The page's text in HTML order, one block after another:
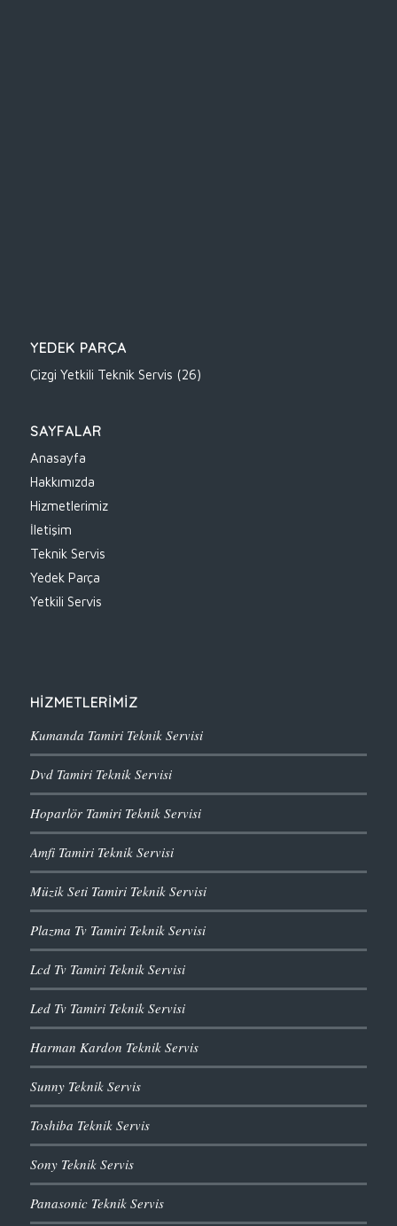
YEDEK PARÇA
Çizgi Yetkili Teknik Servis (26)
SAYFALAR
Anasayfa
Hakkımızda
Hizmetlerimiz
İletişim
Teknik Servis
Yedek Parça
Yetkili Servis
HİZMETLERİMİZ
Kumanda Tamiri Teknik Servisi
Dvd Tamiri Teknik Servisi
Hoparlör Tamiri Teknik Servisi
Amfi Tamiri Teknik Servisi
Müzik Seti Tamiri Teknik Servisi
Plazma Tv Tamiri Teknik Servisi
Lcd Tv Tamiri Teknik Servisi
Led Tv Tamiri Teknik Servisi
Harman Kardon Teknik Servis
Sunny Teknik Servis
Toshiba Teknik Servis
Sony Teknik Servis
Panasonic Teknik Servis